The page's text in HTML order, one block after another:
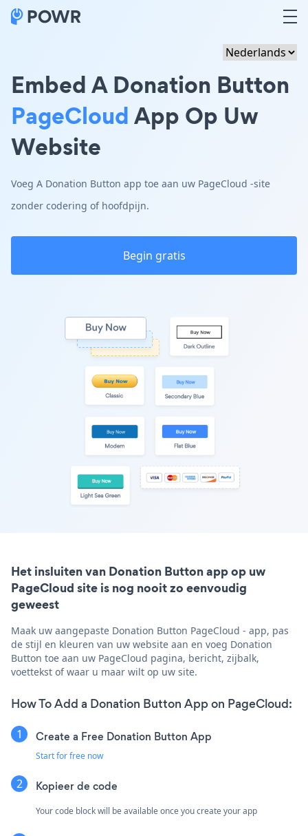
Embed A Donation Button
PageCloudApp Op Uw
Website
Voeg A Donation Button app toe aan uw PageCloud -site
zonder codering of hoofdpijn.
Begin gratis
Het insluiten van Donation Button app op uw
PageCloud site is nog nooit zo eenvoudig
geweest
Maak uw aangepaste Donation Button PageCloud - app, pas
de stijl en kleuren van uw website aan en voeg Donation
Button toe aan uw PageCloud pagina, bericht, zijbalk,
voettekst of waar u maar wilt op uw site.
How To Add a Donation Button App on PageCloud:
Create a Free Donation Button App
Start for free now
Kopieer de code
Your code block will be available once you create your app